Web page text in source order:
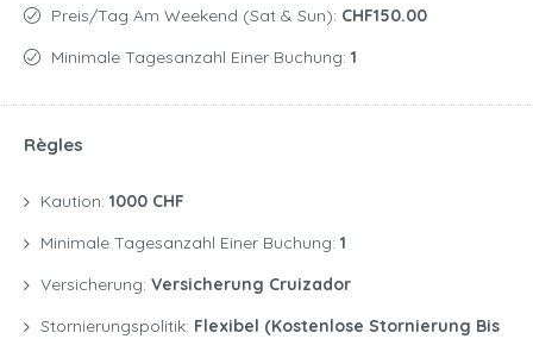
Preis/Tag Am Weekend (Sat & Sun): CHF150.00
Minimale Tagesanzahl Einer Buchung: 1
Règles
Kaution: 1000 CHF
Minimale Tagesanzahl Einer Buchung: 1
Versicherung: Versicherung Cruizador
Stornierungspolitik: Flexibel (kostenlose Stornierung Bis